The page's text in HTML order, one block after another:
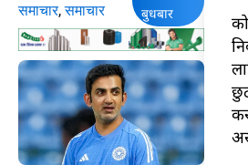
समाचार,समाचार
बुधबार